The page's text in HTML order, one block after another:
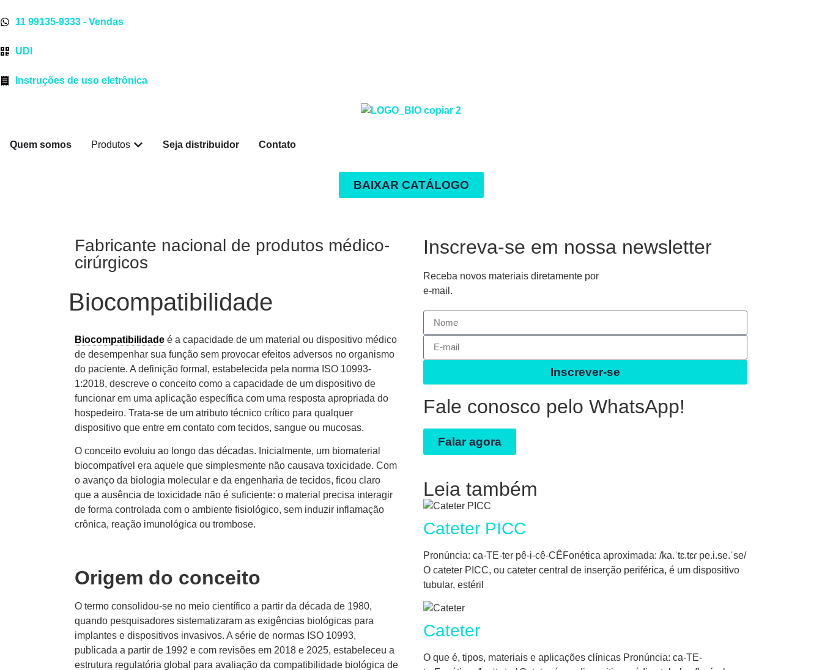
11 99135-9333 - Vendas
UDI
Instruções de uso eletrônica
Quem somos Produtos Seja distribuidor Contato
BAIXAR CATÁLOGO
Fabricante nacional de produtos médico-
cirúrgicos
Biocompatibilidade
Biocompatibilidade é a capacidade de um material ou dispositivo médico
de desempenhar sua função sem provocar efeitos adversos no organismo
do paciente. A definição formal, estabelecida pela norma ISO 10993-
1:2018, descreve o conceito como a capacidade de um dispositivo de
funcionar em uma aplicação específica com uma resposta apropriada do
hospedeiro. Trata-se de um atributo técnico crítico para qualquer
dispositivo que entre em contato com tecidos, sangue ou mucosas.
O conceito evoluiu ao longo das décadas. Inicialmente, um biomaterial
biocompatível era aquele que simplesmente não causava toxicidade. Com
o avanço da biologia molecular e da engenharia de tecidos, ficou claro
que a ausência de toxicidade não é suficiente: o material precisa interagir
de forma controlada com o ambiente fisiológico, sem induzir inflamação
crônica, reação imunológica ou trombose.
Origem do conceito
O termo consolidou-se no meio científico a partir da década de 1980,
quando pesquisadores sistematizaram as exigências biológicas para
implantes e dispositivos invasivos. A série de normas ISO 10993,
publicada a partir de 1992 e com revisões em 2018 e 2025, estabeleceu a
estrutura regulatória global para avaliação da compatibilidade biológica de
Inscreva-se em nossa newsletter
Receba novos materiais diretamente por
e-mail.
Inscrever-se
Fale conosco pelo WhatsApp!
Falar agora
Leia também
Cateter PICC
Pronúncia: ca-TE-ter pê-i-cê-CÊFonética aproximada: /ka.ˈtɛ.tɛɾ pe.i.se.ˈse/
O cateter PICC, ou cateter central de inserção periférica, é um dispositivo
tubular, estéril
Cateter
O que é, tipos, materiais e aplicações clínicas Pronúncia: ca-TE-